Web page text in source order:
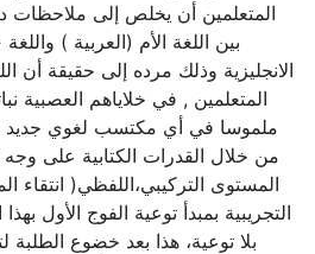
المتعلمين أن يخلص إلى ملاحظات
الانجليزية وذلك مرده إلى حقيقة أن
المتعلمين , في خلاياهم العصبية
ملموسا في أي مكتسب لغوي جديد
من خلال القدرات الكتابية على وجه
المستوى التركيبي،اللفظي( انتقاء
التجريبية بمبدأ توعية الفوج الأول
بلا توعية، هذا بعد خضوع الطلبة